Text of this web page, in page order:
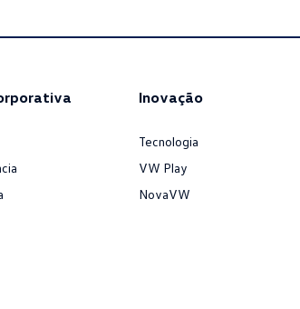
Inovação
Tecnologia
VW Play
NovaVW